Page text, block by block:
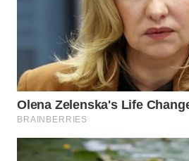
PRIANGAN
TIMUR
WN
SEMARANG
WN